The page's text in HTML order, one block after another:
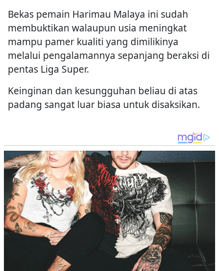
Bekas pemain Harimau Malaya ini sudah
membuktikan walaupun usia meningkat
mampu pamer kualiti yang dimilikinya
melalui pengalamannya sepanjang beraksi di
pentas Liga Super.
Keinginan dan kesungguhan beliau di atas
padang sangat luar biasa untuk disaksikan.